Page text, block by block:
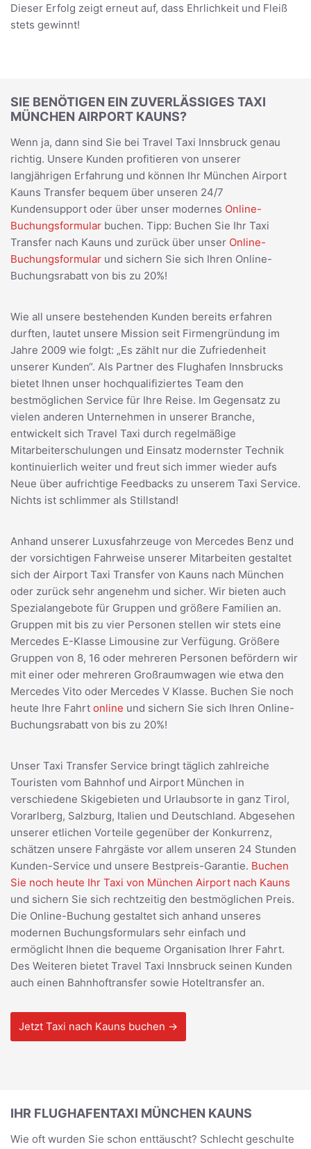
Dieser Erfolg zeigt erneut auf, dass Ehrlichkeit und Fleiß
stets gewinnt!
SIE BENÖTIGEN EIN ZUVERLÄSSIGES TAXI
MÜNCHEN AIRPORT KAUNS?
Wenn ja, dann sind Sie bei Travel Taxi Innsbruck genau
richtig. Unsere Kunden profitieren von unserer
langjährigen Erfahrung und können Ihr München Airport
Kauns Transfer bequem über unseren 24/7
Kundensupport oder über unser modernes Online-
Buchungsformular buchen. Tipp: Buchen Sie Ihr Taxi
Transfer nach Kauns und zurück über unser Online-
Buchungsformular und sichern Sie sich Ihren Online-
Buchungsrabatt von bis zu 20%!
Wie all unsere bestehenden Kunden bereits erfahren
durften, lautet unsere Mission seit Firmengründung im
Jahre 2009 wie folgt: „Es zählt nur die Zufriedenheit
unserer Kunden“. Als Partner des Flughafen Innsbrucks
bietet Ihnen unser hochqualifiziertes Team den
bestmöglichen Service für Ihre Reise. Im Gegensatz zu
vielen anderen Unternehmen in unserer Branche,
entwickelt sich Travel Taxi durch regelmäßige
Mitarbeiterschulungen und Einsatz modernster Technik
kontinuierlich weiter und freut sich immer wieder aufs
Neue über aufrichtige Feedbacks zu unserem Taxi Service.
Nichts ist schlimmer als Stillstand!
Anhand unserer Luxusfahrzeuge von Mercedes Benz und
der vorsichtigen Fahrweise unserer Mitarbeiten gestaltet
sich der Airport Taxi Transfer von Kauns nach München
oder zurück sehr angenehm und sicher. Wir bieten auch
Spezialangebote für Gruppen und größere Familien an.
Gruppen mit bis zu vier Personen stellen wir stets eine
Mercedes E-Klasse Limousine zur Verfügung. Größere
Gruppen von 8, 16 oder mehreren Personen befördern wir
mit einer oder mehreren Großraumwagen wie etwa den
Mercedes Vito oder Mercedes V Klasse. Buchen Sie noch
heute Ihre Fahrt online und sichern Sie sich Ihren Online-
Buchungsrabatt von bis zu 20%!
Unser Taxi Transfer Service bringt täglich zahlreiche
Touristen vom Bahnhof und Airport München in
verschiedene Skigebieten und Urlaubsorte in ganz Tirol,
Vorarlberg, Salzburg, Italien und Deutschland. Abgesehen
unserer etlichen Vorteile gegenüber der Konkurrenz,
schätzen unsere Fahrgäste vor allem unseren 24 Stunden
Kunden-Service und unsere Bestpreis-Garantie. Buchen
Sie noch heute Ihr Taxi von München Airport nach Kauns
und sichern Sie sich rechtzeitig den bestmöglichen Preis.
Die Online-Buchung gestaltet sich anhand unseres
modernen Buchungsformulars sehr einfach und
ermöglicht Ihnen die bequeme Organisation Ihrer Fahrt.
Des Weiteren bietet Travel Taxi Innsbruck seinen Kunden
auch einen Bahnhoftransfer sowie Hoteltransfer an.
Jetzt Taxi nach Kauns buchen →
IHR FLUGHAFENTAXI MÜNCHEN KAUNS
Wie oft wurden Sie schon enttäuscht? Schlecht geschulte